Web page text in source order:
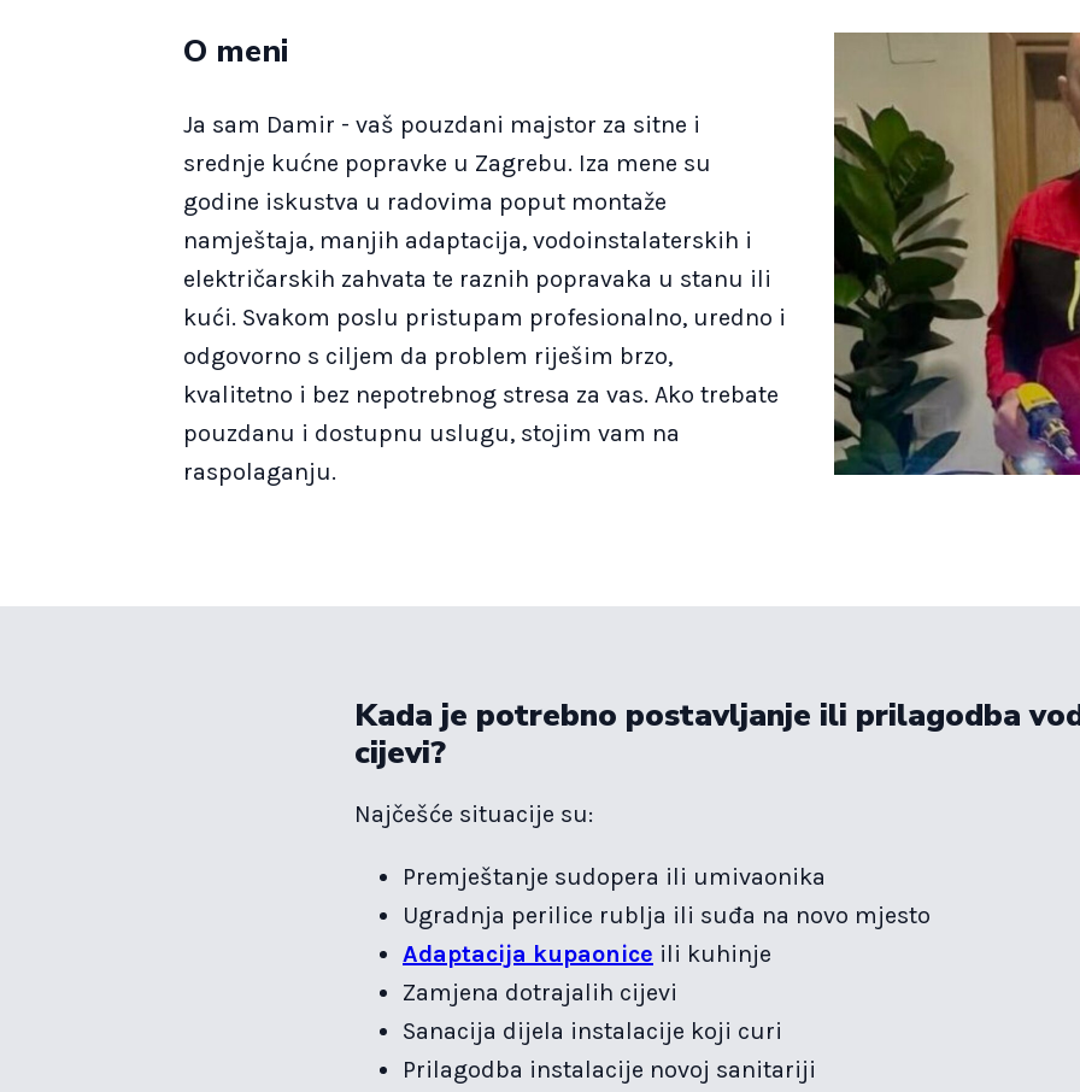
O meni
Ja sam Damir - vaš pouzdani majstor za sitne i
srednje kućne popravke u Zagrebu. Iza mene su
godine iskustva u radovima poput montaže
namještaja, manjih adaptacija, vodoinstalaterskih i
električarskih zahvata te raznih popravaka u stanu ili
kući. Svakom poslu pristupam profesionalno, uredno i
odgovorno s ciljem da problem riješim brzo,
kvalitetno i bez nepotrebnog stresa za vas. Ako trebate
pouzdanu i dostupnu uslugu, stojim vam na
raspolaganju.
Kada je potrebno postavljanje ili prilagodba
cijevi?
Najčešće situacije su:
Premještanje sudopera ili umivaonika
Ugradnja perilice rublja ili suđa na novo mjesto
Adaptacija kupaonice ili kuhinje
Zamjena dotrajalih cijevi
Sanacija dijela instalacije koji curi
Prilagodba instalacije novoj sanitariji